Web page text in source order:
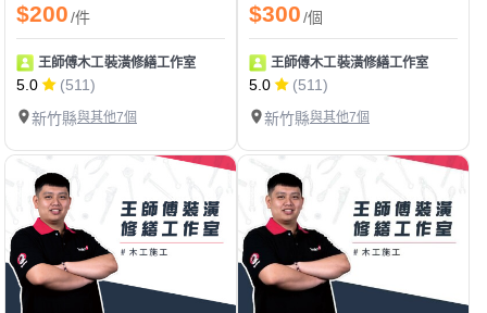
$200/件
王師傅木工裝潢修繕工作室
5.0
(511)
新竹縣與其他7個
$300/個
王師傅木工裝潢修繕工作室
5.0
(511)
新竹縣與其他7個